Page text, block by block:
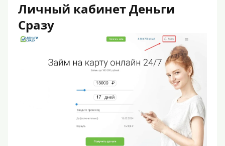
Личный кабинет Деньги
Сразу